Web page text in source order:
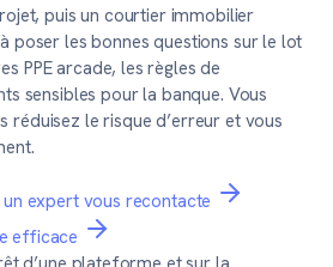
puis un courtier immobilier
poser les bonnes questions sur le lot
PPE arcade, les règles de
sensibles pour la banque. Vous
réduisez le risque d’erreur et vous
expert vous recontacte
efficace